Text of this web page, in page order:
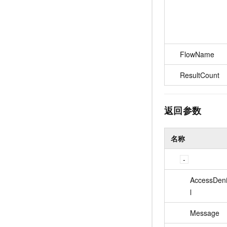
FlowName
ResultCount
返回参数
名称
l
Message